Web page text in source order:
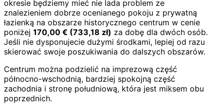
okresie będziemy mieć nie lada problem ze
znalezieniem dobrze ocenianego pokoju z prywatną
łazienką na obszarze historycznego centrum w cenie
poniżej 170,00 € (733,18 zł) za dobę dla dwóch osób.
Jeśli nie dysponujecie dużymi środkami, lepiej od razu
skierować swoje poszukiwania do dalszych obszarów.
Centrum można podzielić na imprezową część
północno-wschodnią, bardziej spokojną część
zachodnia i stronę południową, która jest miksem obu
poprzednich.